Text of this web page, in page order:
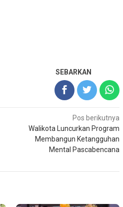
SEBARKAN
Pos berikutnya
Walikota Luncurkan Program
Membangun Ketangguhan
Mental Pascabencana